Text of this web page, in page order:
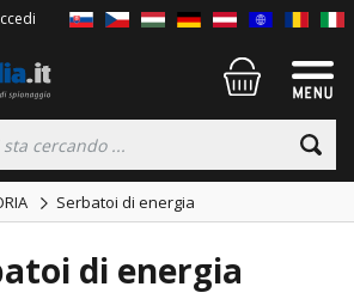
Serbatoi di energia
di energia